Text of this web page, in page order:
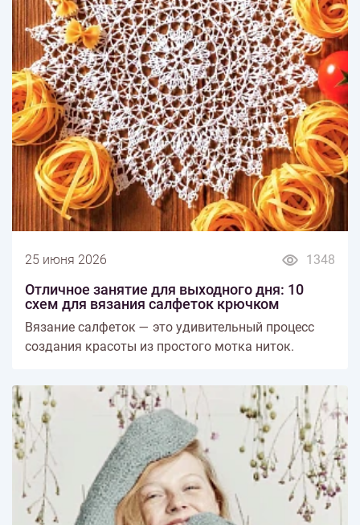
1348
25 июня 2026
Отличное занятие для выходного дня: 10
схем для вязания салфеток крючком
Вязание салфеток — это удивительный процесс
создания красоты из простого мотка ниток.